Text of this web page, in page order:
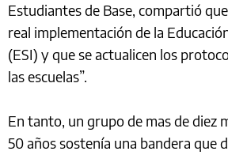
Estudiantes de Base, compartió
real implementación de la
(ESI) y que se actualicen los
las escuelas”.
En tanto, un grupo de mas de diez
50 años sostenía una bandera que